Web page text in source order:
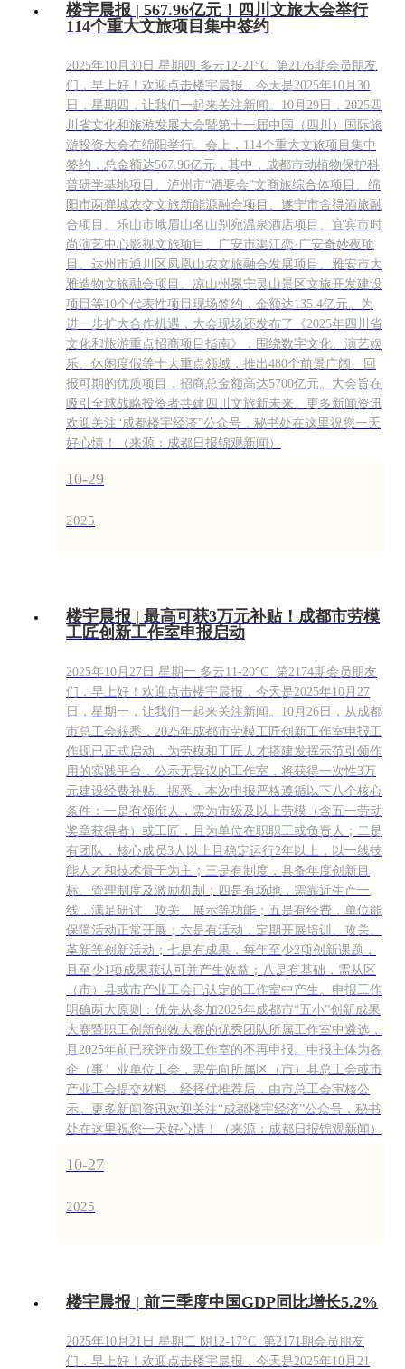
楼宇晨报 | 567.96亿元！四川文旅大会举行
114个重大文旅项目集中签约
2025年10月30日 星期四 多云12-21°C 第2176期 会员朋友
们，早上好！欢迎点击楼宇晨报，今天是2025年10月30
日，星期四，让我们一起来关注新闻。10月29日，2025四
川省文化和旅游发展大会暨第十一届中国（四川）国际旅
游投资大会在绵阳举行。会上，114个重大文旅项目集中
签约，总金额达567.96亿元，其中，成都市动植物保护科
普研学基地项目、泸州市“酒要会”文商旅综合体项目、绵
阳市两弹城农交文旅新能源融合项目、遂宁市舍得酒旅融
合项目、乐山市峨眉山名山别宛温泉酒店项目、宜宾市时
尚演艺中心影视文旅项目、广安市渠江恋·广安奇妙夜项
目、达州市通川区凤凰山农文旅融合发展项目、雅安市大
雅造物文旅融合项目、凉山州冕宁灵山景区文旅开发建设
项目等10个代表性项目现场签约，金额达135.4亿元。为
进一步扩大合作机遇，大会现场还发布了《2025年四川省
文化和旅游重点招商项目指南》，围绕数字文化、演艺娱
乐、休闲度假等十大重点领域，推出480个前景广阔、回
报可期的优质项目，招商总金额高达5700亿元。大会旨在
吸引全球战略投资者共建四川文旅新未来。更多新闻资讯
欢迎关注“成都楼宇经济”公众号，秘书处在这里祝您一天
好心情！（来源：成都日报锦观新闻）
10-29
2025
楼宇晨报 | 最高可获3万元补贴！成都市劳模
工匠创新工作室申报启动
2025年10月27日 星期一 多云11-20°C 第2174期会员朋友
们，早上好！欢迎点击楼宇晨报，今天是2025年10月27
日，星期一，让我们一起来关注新闻。10月26日，从成都
市总工会获悉，2025年成都市劳模工匠创新工作室申报工
作现已正式启动，为劳模和工匠人才搭建发挥示范引领作
用的实践平台，公示无异议的工作室，将获得一次性3万
元建设经费补贴。据悉，本次申报严格遵循以下八个核心
条件：一是有领衔人，需为市级及以上劳模（含五一劳动
奖章获得者）或工匠，且为单位在职职工或负责人；二是
有团队，核心成员3人以上且稳定运行2年以上，以一线技
能人才和技术骨干为主；三是有制度，具备年度创新目
标、管理制度及激励机制；四是有场地，需靠近生产一
线，满足研讨、攻关、展示等功能；五是有经费，单位能
保障活动正常开展；六是有活动，定期开展培训、攻关、
革新等创新活动；七是有成果，每年至少2项创新课题，
且至少1项成果获认可并产生效益；八是有基础，需从区
（市）县或市产业工会已认定的工作室中产生。申报工作
明确两大原则：优先从参加2025年成都市“五小”创新成果
大赛暨职工创新创效大赛的优秀团队所属工作室中遴选，
且2025年前已获评市级工作室的不再申报。申报主体为各
企（事）业单位工会，需先向所属区（市）县总工会或市
产业工会提交材料，经择优推荐后，由市总工会审核公
示。更多新闻资讯欢迎关注“成都楼宇经济”公众号，秘书
处在这里祝您一天好心情！（来源：成都日报锦观新闻）
10-27
2025
楼宇晨报 | 前三季度中国GDP同比增长5.2%
2025年10月21日 星期二 阴12-17°C 第2171期会员朋友
们，早上好！欢迎点击楼宇晨报，今天是2025年10月21